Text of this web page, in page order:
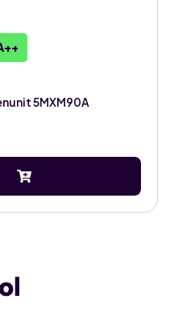
5MXM90A